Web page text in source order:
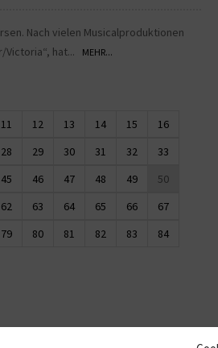
Nach vielen Musicalproduktionen
Victoria“, hat...
MEHR...
11 12 13 14 15
16
28 29 30 31 32
33
45 46 47 48 49
50
62 63 64 65 66
67
79 80 81 82 83
84